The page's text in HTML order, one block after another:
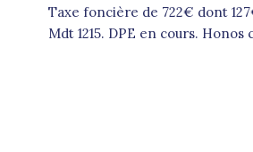
Taxe foncière de 722€ dont
Mdt 1215. DPE en cours.